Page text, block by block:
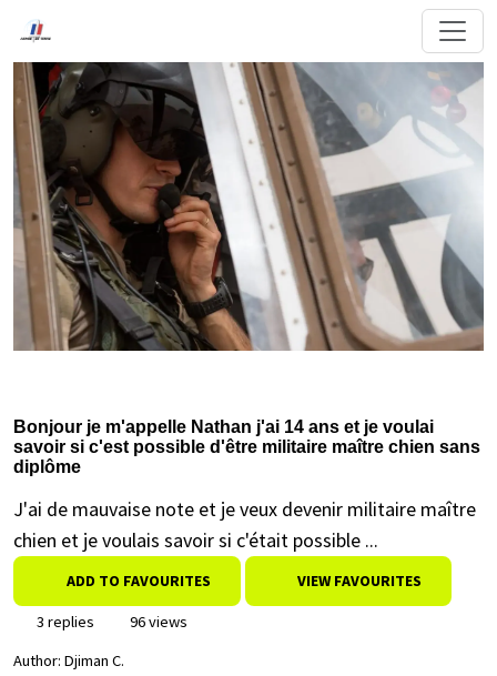
Bonjour je m'appelle Nathan j'ai 14 ans et je voulai
savoir si c'est possible d'être militaire maître chien sans
diplôme
J'ai de mauvaise note et je veux devenir militaire maître
chien et je voulais savoir si c'était possible ...
ADD TO FAVOURITES VIEW FAVOURITES
3 replies
96 views
Author: Djiman C.